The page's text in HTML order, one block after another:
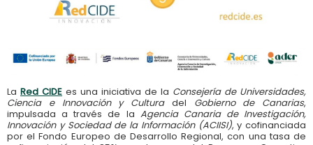
La Red CIDE es una iniciativa de la Consejería de Universidades,
Ciencia e Innovación y Culturadel Gobierno de Canarias,
impulsada a través de la Agencia Canaria de Investigación,
Innovación y Sociedad de la Información (ACIISI), y cofinanciada
por el Fondo Europeo de Desarrollo Regional, con una tasa de